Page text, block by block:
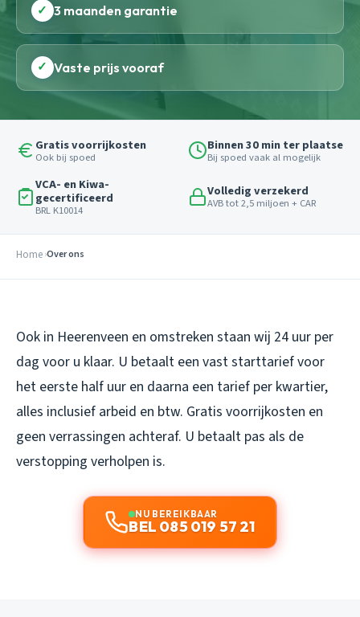
✓ 3 maanden garantie
✓ Vaste prijs vooraf
Gratis voorrijkosten
Ook bij spoed
Binnen 30 min ter plaatse
Bij spoed vaak al mogelijk
VCA- en Kiwa-
gecertificeerd
BRL K10014
Volledig verzekerd
AVB tot 2,5 miljoen + CAR
Home Over ons
Ook in Heerenveen en omstreken staan wij 24 uur per
dag voor u klaar. U betaalt een vast starttarief voor
het eerste half uur en daarna een tarief per kwartier,
alles inclusief arbeid en btw. Gratis voorrijkosten en
geen verrassingen achteraf. U betaalt pas als de
verstopping verholpen is.
NU BEREIKBAAR
BEL 085 019 57 21